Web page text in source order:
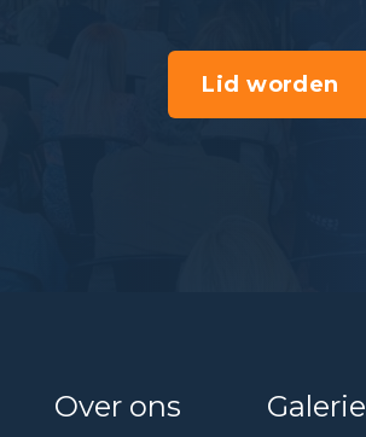
Lid worden
Over ons Galerie